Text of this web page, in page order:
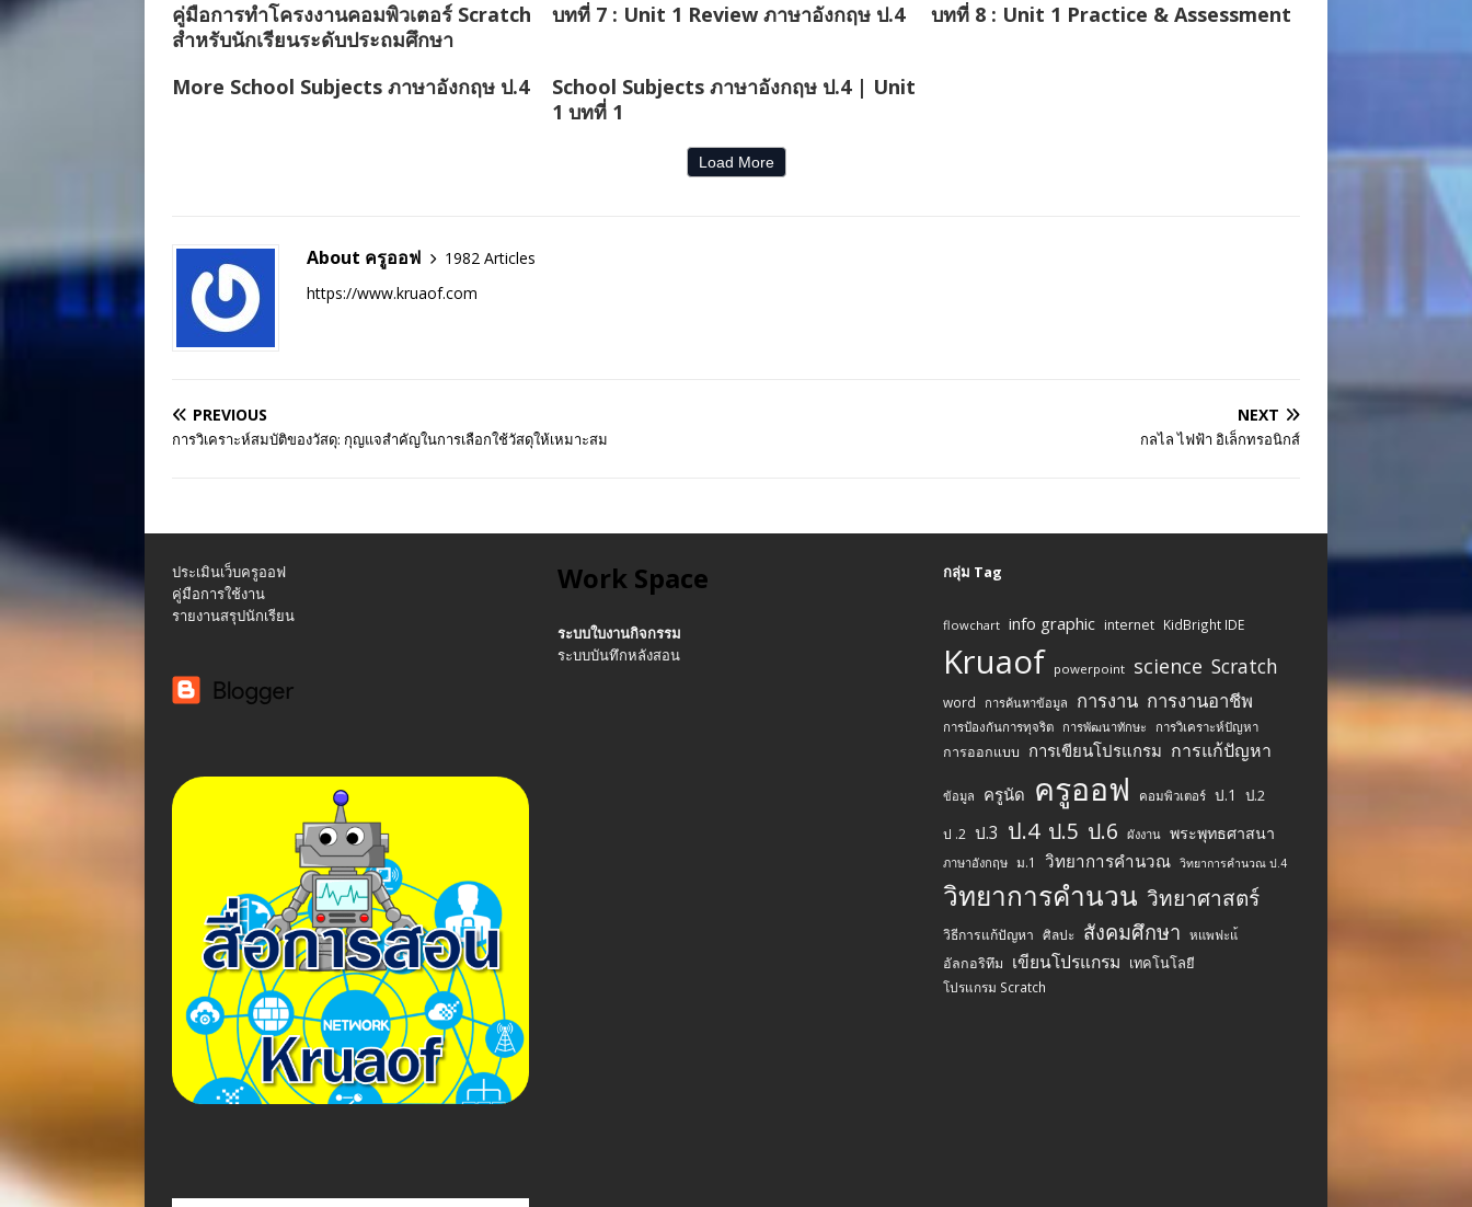
คู่มือการทำโครงงานคอมพิวเตอร์ Scratch
สำหรับนักเรียนระดับประถมศึกษา
บทที่ 7 : Unit 1 Review ภาษาอังกฤษ ป.4 บทที่ 8 : Unit 1 Practice & Assessment
More School Subjects ภาษาอังกฤษ ป.4
School Subjects ภาษาอังกฤษ ป.4 | Unit
1 บทที่ 1
Load More
About ครูออฟ
1982 Articles
https://www.kruaof.com
PREVIOUS
การวิเคราะห์สมบัติของวัสดุ: กุญแจสำคัญในการเลือกใช้วัสดุให้เหมาะสม
NEXT
กลไล ไฟฟ้า อิเล็กทรอนิกส์
ประเมินเว็บครูออฟ
คู่มือการใช้งาน
รายงานสรุปนักเรียน
Work Space
ระบบใบงานกิจกรรม
ระบบบันทึกหลังสอน
กลุ่ม Tag
flowchart info graphic internet KidBright IDE
Kruaof powerpoint science Scratch
word การค้นหาข้อมูล การงาน การงานอาชีพ
การป้องกันการทุจริต การพัฒนาทักษะ การวิเคราะห์ปัญหา
การออกแบบ การเขียนโปรแกรม การแก้ปัญหา
ข้อมูล ครูนัด ครูออฟ คอมพิวเตอร์ ป.1 ป.2
ป .2 ป.3 ป.4 ป.5 ป.6 ผังงาน พระพุทธศาสนา
ภาษาอังกฤษ ม.1 วิทยาการคำนวณ วิทยาการคำนวณ ป.4
วิทยาการคำนวน วิทยาศาสตร์
วิธีการแก้ปัญหา ศิลปะ สังคมศึกษา หแพฟะแ้
อัลกอริทึม เขียนโปรแกรม เทคโนโลยี
โปรแกรม Scratch